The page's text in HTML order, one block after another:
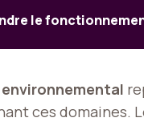
le
ces domaines.